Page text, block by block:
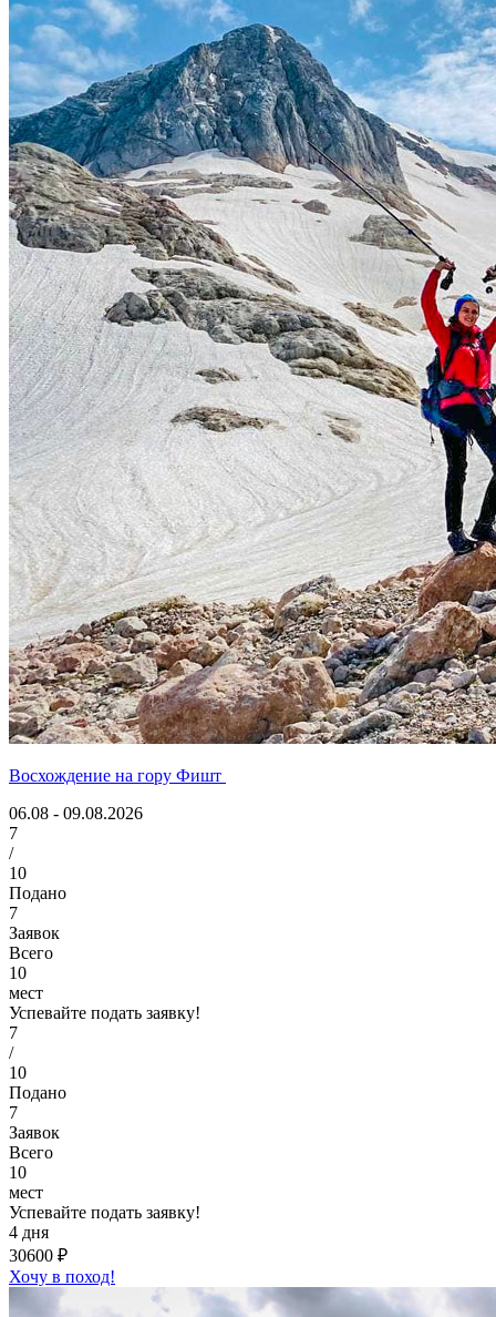
Восхождение на гору Фишт
06.08 - 09.08.2026
7
/
10
Подано
7
Заявок
Всего
10
мест
Успевайте подать заявку!
7
/
10
Подано
7
Заявок
Всего
10
мест
Успевайте подать заявку!
4 дня
30600 ₽
Хочу в поход!